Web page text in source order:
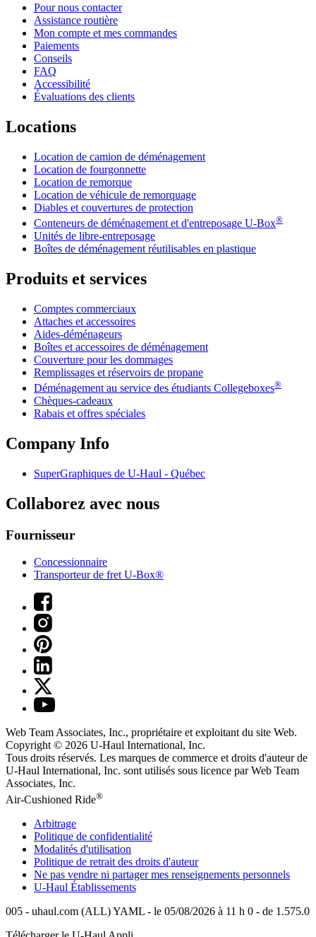
Pour nous contacter
Assistance routière
Mon compte et mes commandes
Paiements
Conseils
FAQ
Accessibilité
Évaluations des clients
Locations
Location de camion de déménagement
Location de fourgonnette
Location de remorque
Location de véhicule de remorquage
Diables et couvertures de protection
Conteneurs de déménagement et d'entreposage U-Box®
Unités de libre-entreposage
Boîtes de déménagement réutilisables en plastique
Produits et services
Comptes commerciaux
Attaches et accessoires
Aides-déménageurs
Boîtes et accessoires de déménagement
Couverture pour les dommages
Remplissages et réservoirs de propane
Déménagement au service des étudiants Collegeboxes®
Chèques-cadeaux
Rabais et offres spéciales
Company Info
SuperGraphiques de U-Haul - Québec
Collaborez avec nous
Fournisseur
Concessionnaire
Transporteur de fret U-Box®
Web Team Associates, Inc., propriétaire et exploitant du site Web.
Copyright © 2026 U-Haul International, Inc.
Tous droits réservés. Les marques de commerce et droits d'auteur de
U-Haul International, Inc. sont utilisés sous licence par Web Team
Associates, Inc.
Air-Cushioned Ride®
Arbitrage
Politique de confidentialité
Modalités d'utilisation
Politique de retrait des droits d'auteur
Ne pas vendre ni partager mes renseignements personnels
U-Haul Établissements
005 - uhaul.com (ALL) YAML - le 05/08/2026 à 11 h 0 - de 1.575.0